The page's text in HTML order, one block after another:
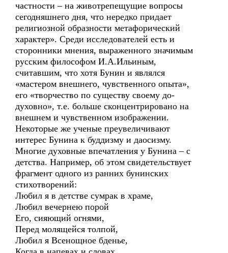
частности – на животрепещущие вопросы
сегодняшнего дня, что нередко придает
религиозной образности метафорический
характер». Среди исследователей есть и
сторонники мнения, выраженного значимым
русским философом И.А.Ильиным,
считавшим, что хотя Бунин и являлся
«мастером внешнего, чувственного опыта»,
его «творчество по существу своему до-
духовно», т.е. больше сконцентрировано на
внешнем и чувственном изображении.
Некоторые же ученые преувеличивают
интерес Бунина к буддизму и даосизму.
Многие духовные впечатления у Бунина – с
детства. Например, об этом свидетельствует
фрагмент одного из ранних бунинских
стихотворений:
Любил я в детстве сумрак в храме,
Любил вечернею порой
Его, сияющий огнями,
Перед молящейся толпой,
Любил я Всенощное бденье,